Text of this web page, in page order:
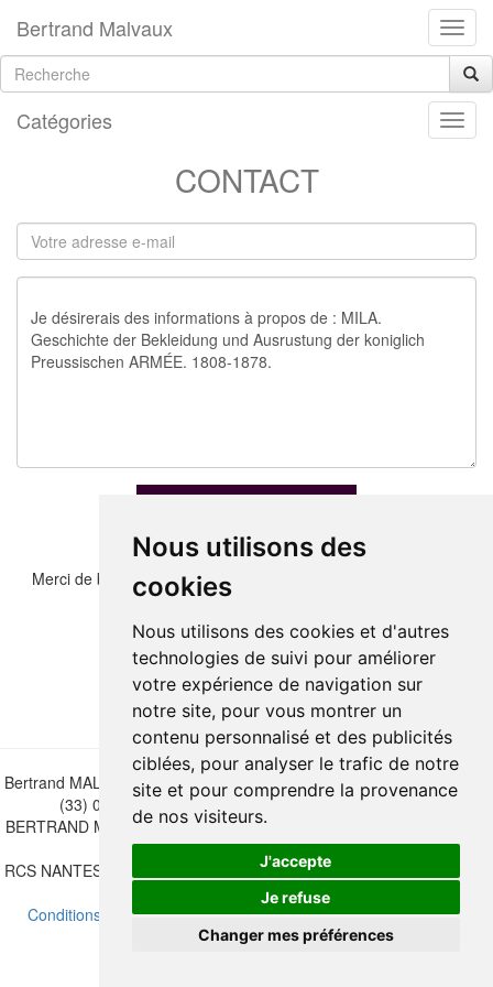
Nous utilisons des
cookies
Nous utilisons des cookies et d'autres
technologies de suivi pour améliorer
votre expérience de navigation sur
notre site, pour vous montrer un
contenu personnalisé et des publicités
ciblées, pour analyser le trafic de notre
site et pour comprendre la provenance
de nos visiteurs.
J'accepte
Je refuse
Changer mes préférences
Bertrand Malvaux
Catégories
CONTACT
Merci de bien vouloir recopier les chiffres et lettre ci-dessous :
Bertrand MALVAUX - 22 rue Crébillon, 44000 Nantes - FRANCE - Tél.
(33) 02 40 733 600 — bertrand.malvaux@wanadoo.fr
BERTRAND MALVAUX - ÉDITIONS DU CANONNIER SARL au capital
de 47.000 EUROS
RCS NANTES B 442 295 077 - N° INTRACOMMUNAUTAIRE CEE FR
30 442 295 077
Conditions de vente-Mettre à jour vos préférences de cookies